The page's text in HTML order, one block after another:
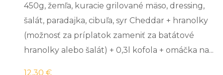
450g, žemľa, kuracie grilované mäso, dressing,
šalát, paradajka, cibuľa, syr Cheddar + hranolky
(možnosť za príplatok zameniť za batátové
hranolky alebo šalát) + 0,3l kofola + omáčka na...
12,30 €